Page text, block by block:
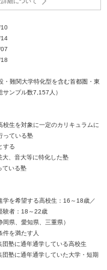
・難関大学特化型を含む首都圏・東
ンプル数7,157人）
校生を対象に一定のカリキュラムに
っている塾
する
、音大等に特化した塾
ている塾
学を希望する高校生：16～18歳／
験者：18～22歳
県、愛知県、三重県）
件を満たす人
塾に通年通学している高校生
塾に通年通学していた大学・短期